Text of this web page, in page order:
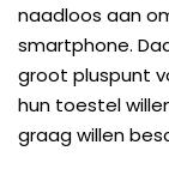
naadloos aan
smartphone.
groot pluspunt
hun toestel
graag willen